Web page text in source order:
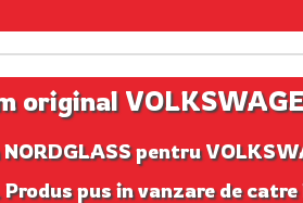
original
NORDGLASS pentru
pus in vanzare de